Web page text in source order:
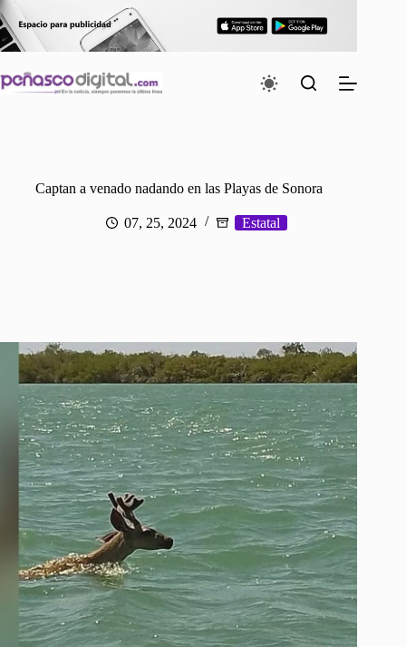
Saltar
al
contenido
Captan a venado nadando en las Playas de Sonora
07, 25, 2024 Estatal